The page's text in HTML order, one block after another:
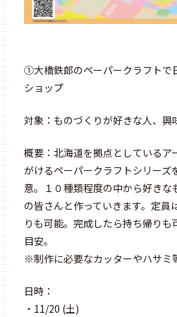
①大橋鉄郎のペーパークラフトで
ショップ
対象：ものづくりが好きな人、興
概要：北海道を拠点としているア
がけるペーパークラフトシリーズ
意。１０種類程度の中から好き
の皆さんと作っていきます。定員
りも可能。完成したら持ち帰り
目安。
※制作に必要なカッターやハサミ
日時：
・11/20 (土)